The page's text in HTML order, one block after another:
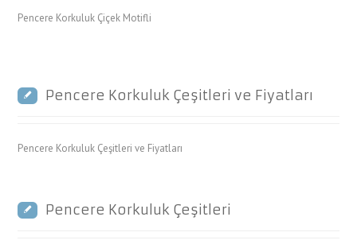
Pencere Korkuluk Çiçek Motifli
Pencere Korkuluk Çeşitleri ve Fiyatları
Pencere Korkuluk Çeşitleri ve Fiyatları
Pencere Korkuluk Çeşitleri